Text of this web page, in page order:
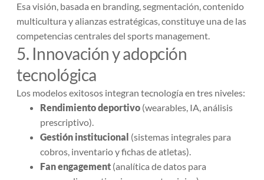
Esa visión, basada en branding, segmentación, contenido
multicultura y alianzas estratégicas, constituye una de las
competencias centrales del sports management.
5. Innovación y adopción
tecnológica
Los modelos exitosos integran tecnología en tres niveles:
Rendimiento deportivo (wearables, IA, análisis
prescriptivo).
Gestión institucional (sistemas integrales para
cobros, inventario y fichas de atletas).
Fan engagement (analítica de datos para